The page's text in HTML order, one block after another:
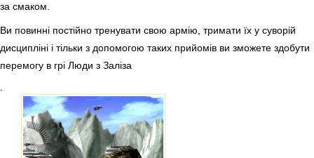
за смаком.
Ви повинні постійно тренувати свою армію, тримати їх у суворій
дисципліні і тільки з допомогою таких прийомів ви зможете здобути
перемогу в грі Люди з Заліза